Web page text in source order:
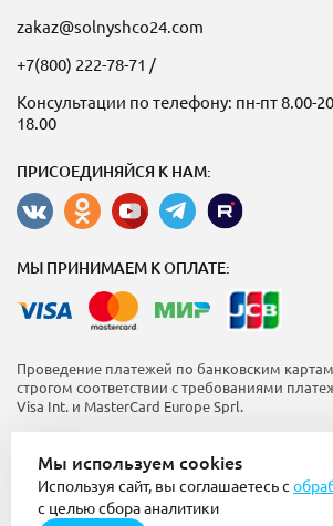
zakaz@solnyshco24.com
+7(800) 222-78-71 /
Консультации по телефону: пн-пт 8.00-
18.00
ПРИСОЕДИНЯЙСЯ К НАМ:
МЫ ПРИНИМАЕМ К ОПЛАТЕ:
Проведение платежей по банковским картам
строгом соответствии с требованиями
Visa Int. и MasterCard Europe Sprl.
Политика конфиденциальности
Использование куки (cookie)
16+
Мы используем cookies
Используя сайт, вы соглашаетесь с
с целью сбора аналитики